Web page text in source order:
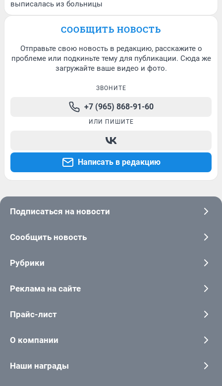
выписалась из больницы
СООБЩИТЬ НОВОСТЬ
Отправьте свою новость в редакцию, расскажите о
проблеме или подкиньте тему для публикации. Сюда же
загружайте ваше видео и фото.
ЗВОНИТЕ
+7 (965) 868-91-60
ИЛИ ПИШИТЕ
Написать в редакцию
Подписаться на новости
Сообщить новость
Рубрики
Реклама на сайте
Прайс-лист
О компании
Наши награды